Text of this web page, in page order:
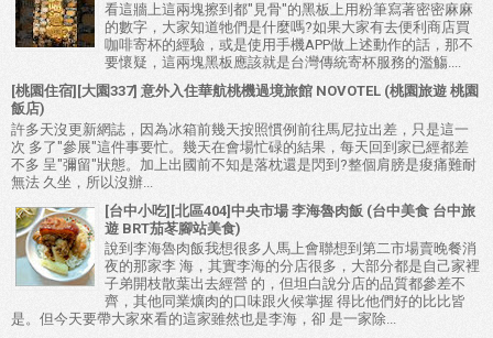
看這牆上這兩塊擦到都"見骨"的黑板上用粉筆寫著密密麻麻
的數字，大家知道牠們是什麼嗎?如果大家有去便利商店買
咖啡寄杯的經驗，或是使用手機APP做上述動作的話，那不
要懷疑，這兩塊黑板應該就是台灣傳統寄杯服務的濫觴....
[桃園住宿][大園337] 意外入住華航桃機過境旅館 NOVOTEL (桃園旅遊 桃園
飯店)
許多天沒更新網誌，因為冰箱前幾天按照慣例前往馬尼拉出差，只是這一
次 多了"參展"這件事要忙。幾天在會場忙碌的結果，每天回到家已經都差
不多 呈"彌留"狀態。加上出國前不知是落枕還是閃到?整個肩膀是痠痛難耐
無法 久坐，所以沒辦...
[台中小吃][北區404]中央市場 李海魯肉飯 (台中美食 台中旅
遊 BRT茄苳腳站美食)
說到李海魯肉飯我想很多人馬上會聯想到第二市場賣晚餐消
夜的那家李 海，其實李海的分店很多，大部分都是自己家裡
子弟開枝散葉出去經營 的，但坦白說分店的品質都參差不
齊，其他同業爌肉的口味跟火候掌握 得比他們好的比比皆
是。但今天要帶大家來看的這家雖然也是李海，卻 是一家除...